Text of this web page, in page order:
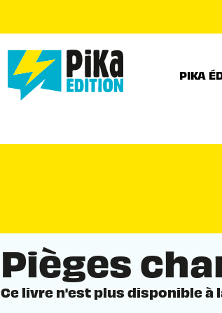
PIKA
Pièges
Ce livre n'est plus disponible à